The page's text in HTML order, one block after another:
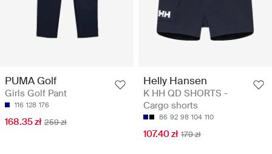
PUMA Golf
Girls Golf Pant
116 128 176
168.35 zł 259 zł
Helly Hansen
K HH QD SHORTS -
Cargo shorts
86 92 98 104 110
107.40 zł 179 zł